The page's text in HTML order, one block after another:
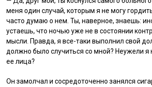
меня один случай, которым я не могу
часто думаю о нем. Ты, наверное, знаешь:
устаешь, что ночью уже не в состоянии
мысли. Правда, я все-таки выполнил свой
должно было случиться со мной? Неужели я
ее лица?
Он замолчал и сосредоточенно занялся